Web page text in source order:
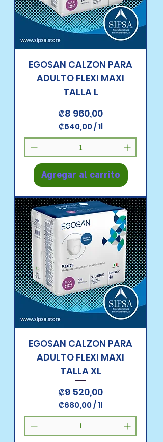
EGOSAN CALZON PARA
ADULTO FLEXI MAXI
TALLA L
Precio
₡8 960,00
₡640,00/1l
₡
6
4
0
,
0
0
p
o
r
1
L
i
t
r
Agregar al carrito
EGOSAN CALZON PARA
ADULTO FLEXI MAXI
TALLA XL
Precio
₡9 520,00
₡680,00/1l
₡
6
8